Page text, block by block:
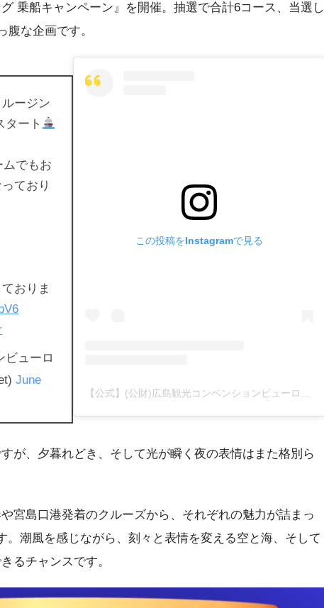
乗船キャンペーン』を開催。抽選で合計6コース、当選し
腹な企画です。
ージン
タート
ムでもお
ており
おりま
ューロ
June
この投稿をInstagramで見る
が、夕暮れどき、そして光が瞬く夜の表情はまた格別ら
宮島口港発着のクルーズから、それぞれの魅力が詰まっ
。潮風を感じながら、刻々と表情を変える空と海、そして
るチャンスです。